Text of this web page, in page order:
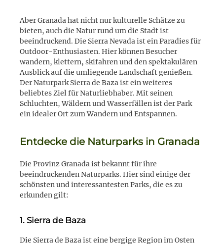
Aber Granada hat nicht nur kulturelle Schätze zu
bieten, auch die Natur rund um die Stadt ist
beeindruckend. Die Sierra Nevada ist ein Paradies für
Outdoor-Enthusiasten. Hier können Besucher
wandern, klettern, skifahren und den spektakulären
Ausblick auf die umliegende Landschaft genießen.
Der Naturpark Sierra de Baza ist ein weiteres
beliebtes Ziel für Naturliebhaber. Mit seinen
Schluchten, Wäldern und Wasserfällen ist der Park
ein idealer Ort zum Wandern und Entspannen.
Entdecke die Naturparks in Granada
Die Provinz Granada ist bekannt für ihre
beeindruckenden Naturparks. Hier sind einige der
schönsten und interessantesten Parks, die es zu
erkunden gilt:
1. Sierra de Baza
Die Sierra de Baza ist eine bergige Region im Osten